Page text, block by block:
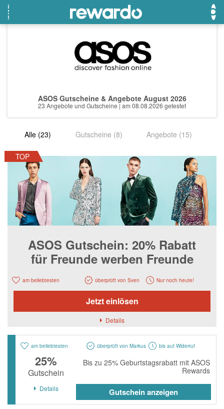
Lieferando
DOUGLAS Parfümerie
Fressnapf
Notino
Parfumdreams
apodiscounter
OTTO Office
HappyKeks
Pets Deli
SNIPES
Click & Boat
Lidl
BOGNER
Beste Gutscheine
Top Gutscheine
Sonderaktionen
Beste Angebote
Top Angebote
ASOS Gutscheine & Angebote August 2026
23 Angebote und Gutscheine | am 08.08.2026 getestet
Alle (23) Gutscheine (8) Angebote (15)
TOP
ASOS Gutschein: 20% Rabatt
für Freunde werben Freunde
am beliebtesten überprüft von Sven Nur noch heute!
Details
Jetzt einlösen
am beliebtesten überprüft von Markus bis auf Widerruf
25%
Gutschein
Bis zu 25% Geburtstagsrabatt mit ASOS
Rewards
Details Gutschein anzeigen